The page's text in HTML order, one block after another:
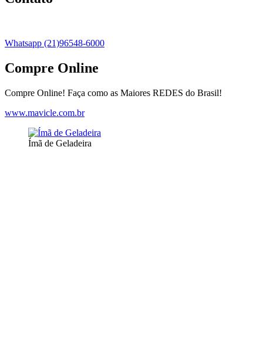
Whatsapp (21)96548-6000
Compre Online
Compre Online! Faça como as Maiores REDES do Brasil!
www.mavicle.com.br
Ímã de Geladeira